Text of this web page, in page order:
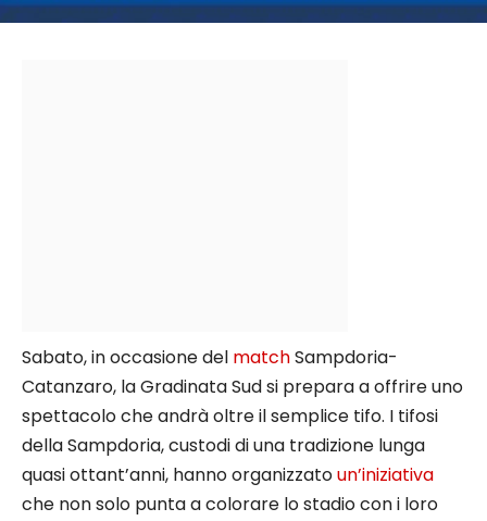
Sabato, in occasione del matchSampdoria-
Catanzaro, la Gradinata Sud si prepara a offrire uno
spettacolo che andrà oltre il semplice tifo. I tifosi
della Sampdoria, custodi di una tradizione lunga
quasi ottant’anni, hanno organizzatoun’iniziativa
che non solo punta a colorare lo stadio con i loro